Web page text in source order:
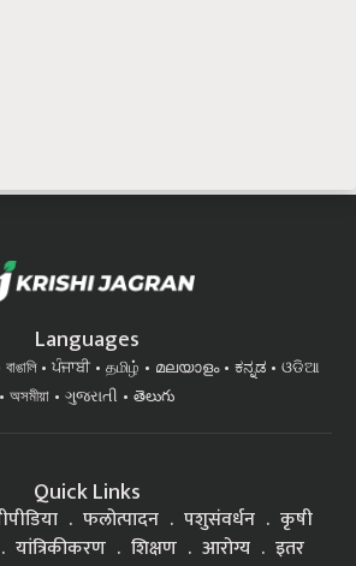
Languages
বাঙালি ਪੰਜਾਬੀ தமிழ் മലയാളം ಕನ್ನಡ
ଓଡିଆ
অসমীয়া
ગુજરાતી తెలుగు
Quick Links
फलोत्पादन पशुसंवर्धन
कृषी
यांत्रिकीकरण शिक्षण आरोग्य इतर